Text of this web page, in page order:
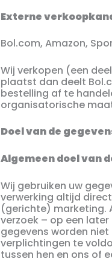
Externe
Bol.com, Amazon,
Wij verkopen (een
plaatst dan deelt
bestelling af te
organisatorische
Doel van de
Algemeen doel van
Wij gebruiken uw
verwerking altijd
(gerichte) marketing.
verzoek – op een
gegevens worden
verplichtingen te
tussen hen en ons of